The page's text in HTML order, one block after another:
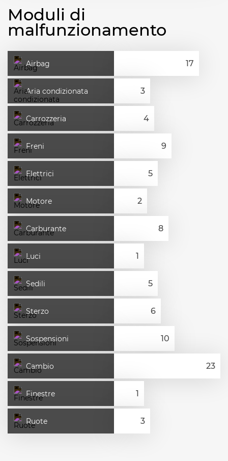
Moduli di
malfunzionamento
Airbag
Aria condizionata
Carrozzeria
Freni
Elettrici
Motore
Carburante
Luci
Sedili
Sterzo
Sospensioni
Cambio
Finestre
Ruote